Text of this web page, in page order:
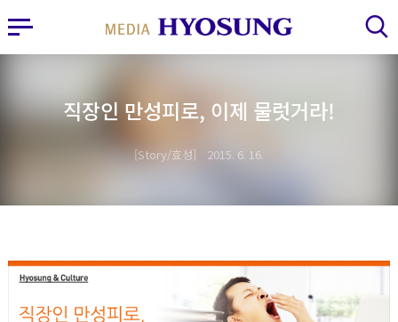
MY FRIEND HYOSUNG
사이드바 열기 검색 레이어 열기
직장인 만성피로, 이제 물럿거라!
Story/효성 2015. 6. 16.